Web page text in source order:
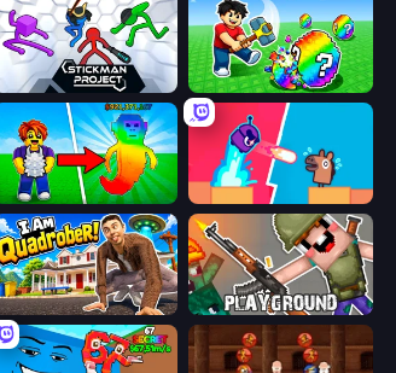
Stickman Project Break a Lucky Egg Brainrots
Collect Brainrot Egg Boom Slingers ReBoom
I Am Quadrober! Playground